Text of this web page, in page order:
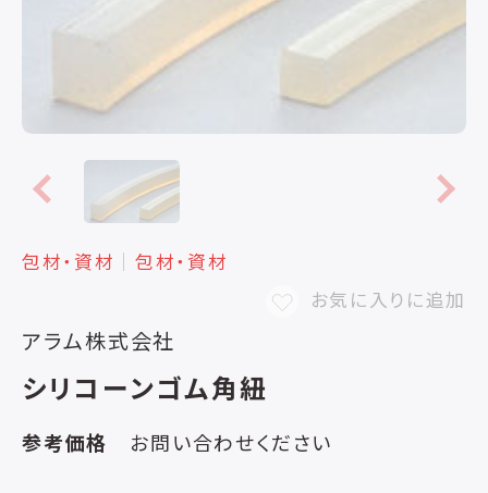
包材・資材 │包材・資材
お気に入りに追加
アラム株式会社
シリコーンゴム角紐
参考価格 お問い合わせください